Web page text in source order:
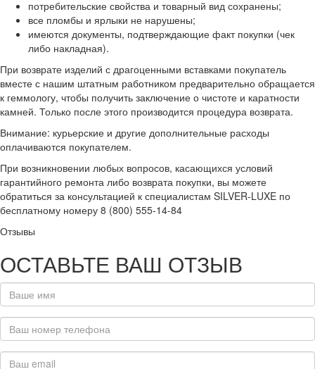
потребительские свойства и товарный вид сохранены;
все пломбы и ярлыки не нарушены;
имеются документы, подтверждающие факт покупки (чек
либо накладная).
При возврате изделий с драгоценными вставками покупатель
вместе с нашим штатным работником предварительно обращается
к геммологу, чтобы получить заключение о чистоте и каратности
камней. Только после этого производится процедура возврата.
Внимание: курьерские и другие дополнительные расходы
оплачиваются покупателем.
При возникновении любых вопросов, касающихся условий
гарантийного ремонта либо возврата покупки, вы можете
обратиться за консультацией к специалистам SILVER-LUXE по
бесплатному номеру 8 (800) 555-14-84
Отзывы
ОСТАВЬТЕ ВАШ ОТЗЫВ